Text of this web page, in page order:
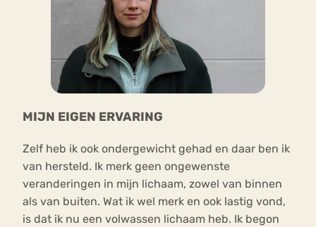
MIJN EIGEN ERVARING
Zelf heb ik ook ondergewicht gehad en daar ben ik
van hersteld. Ik merk geen ongewenste
veranderingen in mijn lichaam, zowel van binnen
als van buiten. Wat ik wel merk en ook lastig vond,
is dat ik nu een volwassen lichaam heb. Ik begon